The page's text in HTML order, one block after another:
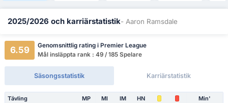
2025/2026 och karriärstatistik- Aaron Ramsdale
6.59
Genomsnittlig rating i Premier League
Mål insläppta rank : 49 / 185 Spelare
Säsongsstatistik Karriärstatistik
Tävling MP Ml IM HN Min'